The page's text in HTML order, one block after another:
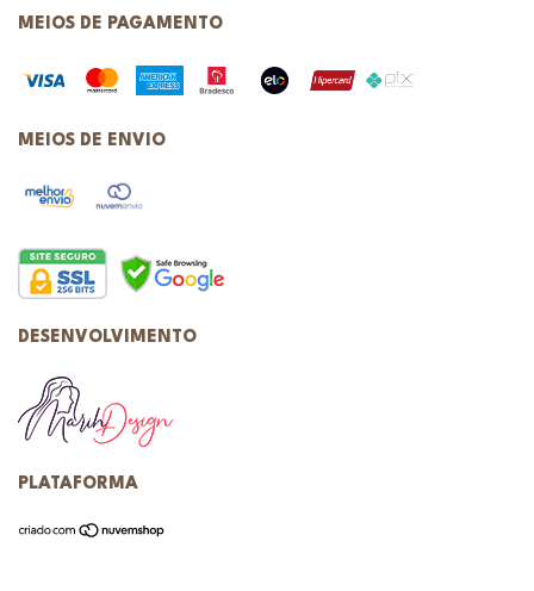
MEIOS DE PAGAMENTO
MEIOS DE ENVIO
DESENVOLVIMENTO
PLATAFORMA